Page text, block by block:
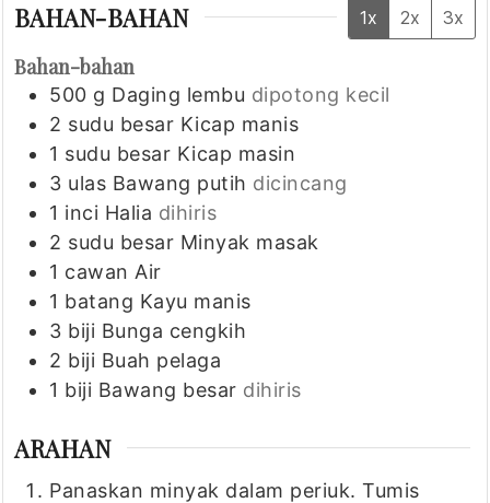
BAHAN-BAHAN 1x 2x 3x
Bahan-bahan
500 g Daging lembu dipotong kecil
2 sudu besar Kicap manis
1 sudu besar Kicap masin
3 ulas Bawang putih dicincang
1 inci Halia dihiris
2 sudu besar Minyak masak
1 cawan Air
1 batang Kayu manis
3 biji Bunga cengkih
2 biji Buah pelaga
1 biji Bawang besar dihiris
ARAHAN
Panaskan minyak dalam periuk. Tumis